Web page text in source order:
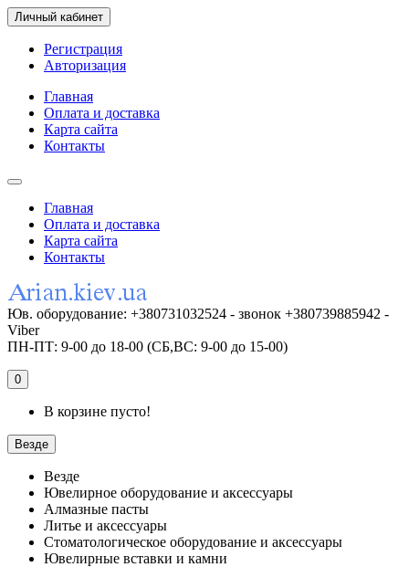
Личный кабинет
Регистрация
Авторизация
Главная
Оплата и доставка
Карта сайта
Контакты
Главная
Оплата и доставка
Карта сайта
Контакты
Юв. оборудование: +380731032524 - звонок +380739885942 -
Viber
ПН-ПТ: 9-00 до 18-00 (СБ,ВС: 9-00 до 15-00)
0
В корзине пусто!
Везде
Везде
Ювелирное оборудование и аксессуары
Алмазные пасты
Литье и аксессуары
Стоматологическое оборудование и аксессуары
Ювелирные вставки и камни